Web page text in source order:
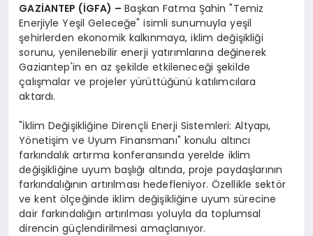
GAZİANTEP (İGFA) –Başkan Fatma Şahin "Temiz
Enerjiyle Yeşil Geleceğe" isimli sunumuyla yeşil
şehirlerden ekonomik kalkınmaya, iklim değişikliği
sorunu, yenilenebilir enerji yatırımlarına değinerek
Gaziantep'in en az şekilde etkileneceği şekilde
çalışmalar ve projeler yürüttüğünü katılımcılara
aktardı.
"İklim Değişikliğine Dirençli Enerji Sistemleri: Altyapı,
Yönetişim ve Uyum Finansmanı" konulu altıncı
farkındalık artırma konferansında yerelde iklim
değişikliğine uyum başlığı altında, proje paydaşlarının
farkındalığının artırılması hedefleniyor. Özellikle sektör
ve kent ölçeğinde iklim değişikliğine uyum sürecine
dair farkındalığın artırılması yoluyla da toplumsal
direncin güçlendirilmesi amaçlanıyor.